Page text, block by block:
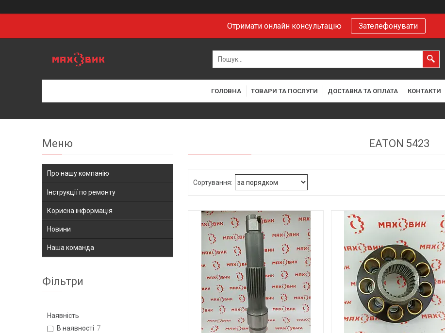
Отримати онлайн консультацію Зателефонувати
ГОЛОВНА ТОВАРИ ТА ПОСЛУГИ ДОСТАВКА ТА ОПЛАТА КОНТАКТИ
EATON 5423
Про нашу компанію
Інструкції по ремонту
Корисна інформація
Новини
Наша команда
Фільтри
Наявність
В наявності 7